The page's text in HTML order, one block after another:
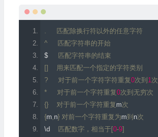
.
匹配除换行符以外的任意字符
^
匹配字符串的开始
$
匹配字符串的结束
[]
用来匹配一个指定的字符类别
?
对于前一个字符字符重复0次到 1次
*
对于前一个字符重复0次到无穷次
{}
对于前一个字符重复 m次
{m,n} 对前一个字符重复为m到 n次
\d
匹配数字，相当于[0-9]